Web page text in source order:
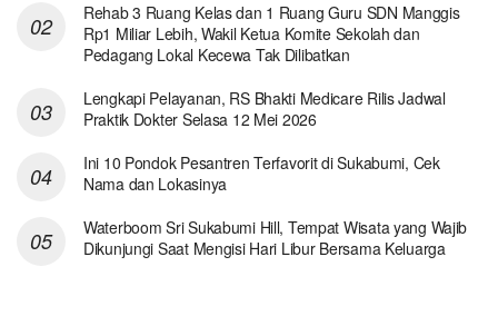
Rehab 3 Ruang Kelas dan 1 Ruang Guru SDN Manggis
Rp1 Miliar Lebih, Wakil Ketua Komite Sekolah dan
Pedagang Lokal Kecewa Tak Dilibatkan
Lengkapi Pelayanan, RS Bhakti Medicare Rilis Jadwal
Praktik Dokter Selasa 12 Mei 2026
Ini 10 Pondok Pesantren Terfavorit di Sukabumi, Cek
Nama dan Lokasinya
Waterboom Sri Sukabumi Hill, Tempat Wisata yang Wajib
Dikunjungi Saat Mengisi Hari Libur Bersama Keluarga